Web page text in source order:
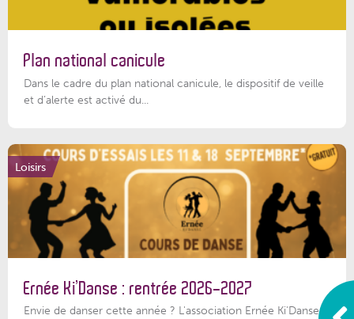
Plan national canicule
Dans le cadre du plan national canicule, le dispositif de veille
et d’alerte est activé du...
Loisirs
Ernée Ki’Danse : rentrée 2026-2027
Envie de danser cette année ? L'association Ernée Ki'Danse